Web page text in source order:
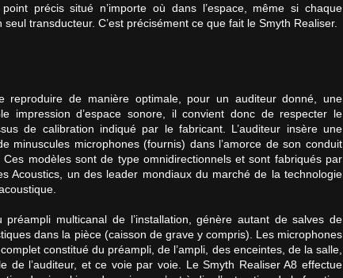
précis situé n’importe où dans l’espace, même si chaque
transducteur. C’est précisément ce que fait le Smyth Realiser.
reproduire de manière optimale, pour un auditeur donné, une
impression d’espace sonore, il convient donc de respecter le
de calibration indiqué par le fabricant. L’auditeur insère une
minuscules microphones (fournis) dans l’amorce de son conduit
Ces modèles sont de type omnidirectionnels et sont fabriqués par
Acoustics, un des leader mondiaux du marché de la technologie
préampli multicanal de l’installation, génère autant de salves de
dans la pièce (caisson de grave y compris). Les microphones
constitué du préampli, de l’ampli, des enceintes, de la salle,
de l’auditeur, et ce voie par voie. Le Smyth Realiser A8 effectue